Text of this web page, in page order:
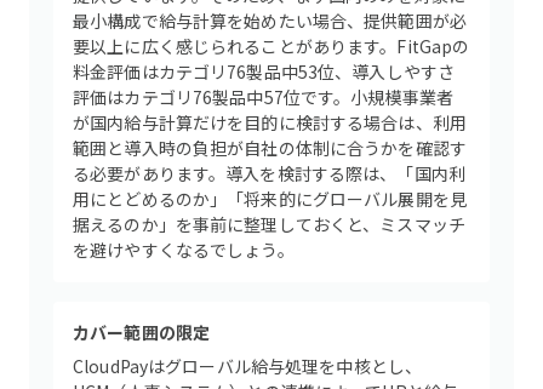
最小構成で給与計算を始めたい場合、提供範囲が必
要以上に広く感じられることがあります。FitGapの
料金評価はカテゴリ76製品中53位、導入しやすさ
評価はカテゴリ76製品中57位です。小規模事業者
が国内給与計算だけを目的に検討する場合は、利用
範囲と導入時の負担が自社の体制に合うかを確認す
る必要があります。導入を検討する際は、「国内利
用にとどめるのか」「将来的にグローバル展開を見
据えるのか」を事前に整理しておくと、ミスマッチ
を避けやすくなるでしょう。
カバー範囲の限定
CloudPayはグローバル給与処理を中核とし、